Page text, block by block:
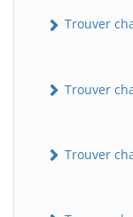
Trouver
Trouver
Trouver